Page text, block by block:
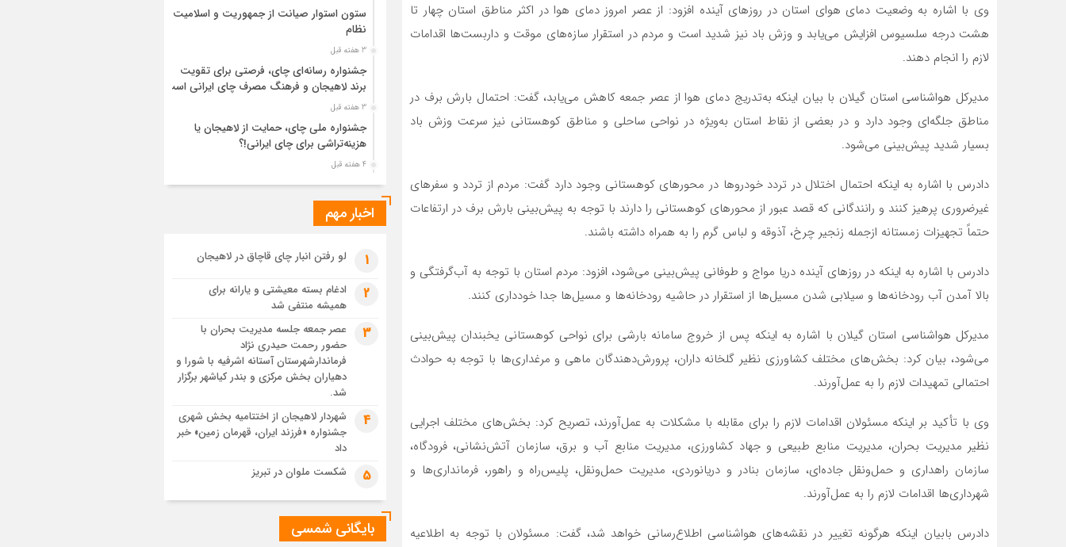
وی با اشاره به وضعیت دمای هوای استان در روزهای آینده افزود: از عصر امروز دمای هوا در اکثر مناطق استان چهار تا
هشت درجه سلسیوس افزایش می‌یابد و وزش باد نیز شدید است و مردم در استقرار سازه‌های موقت و داربست‌ها اقدامات
لازم را انجام دهند.
مدیرکل هواشناسی استان گیلان با بیان اینکه به‌تدریج دمای هوا از عصر جمعه کاهش می‌یابد، گفت: احتمال بارش برف در
مناطق جلگه‌ای وجود دارد و در بعضی از نقاط استان به‌ویژه در نواحی ساحلی و مناطق کوهستانی نیز سرعت وزش باد
بسیار شدید پیش‌بینی می‌شود.
دادرس با اشاره به اینکه احتمال اختلال در تردد خودروها در محورهای کوهستانی وجود دارد گفت: مردم از تردد و سفرهای
غیرضروری پرهیز کنند و رانندگانی که قصد عبور از محورهای کوهستانی را دارند با توجه به پیش‌بینی بارش برف در ارتفاعات
حتماً تجهیزات زمستانه ازجمله زنجیر چرخ، آذوقه و لباس گرم را به همراه داشته باشند.
دادرس با اشاره به اینکه در روزهای آینده دریا مواج و طوفانی پیش‌بینی می‌شود، افزود: مردم استان با توجه به آب‌گرفتگی و
بالا آمدن آب رودخانه‌ها و سیلابی شدن مسیل‌ها از استقرار در حاشیه رودخانه‌ها و مسیل‌ها جدا خودداری کنند.
مدیرکل هواشناسی استان گیلان با اشاره به اینکه پس از خروج سامانه بارشی برای نواحی کوهستانی یخبندان پیش‌بینی
می‌شود، بیان کرد: بخش‌های مختلف کشاورزی نظیر گلخانه داران، پرورش‌دهندگان ماهی و مرغداری‌ها با توجه به حوادث
احتمالی تمهیدات لازم را به عمل‌آورند.
وی با تأکید بر اینکه مسئولان اقدامات لازم را برای مقابله با مشکلات به عمل‌آورند، تصریح کرد: بخش‌های مختلف اجرایی
نظیر مدیریت بحران، مدیریت منابع طبیعی و جهاد کشاورزی، مدیریت منابع آب و برق، سازمان آتش‌نشانی، فرودگاه،
سازمان راهداری و حمل‌ونقل جاده‌ای، سازمان بنادر و دریانوردی، مدیریت حمل‌ونقل، پلیس‌راه و راهور، فرمانداری‌ها و
شهرداری‌ها اقدامات لازم را به عمل‌آورند.
دادرس بابیان اینکه هرگونه تغییر در نقشه‌های هواشناسی اطلاع‌رسانی خواهد شد، گفت: مسئولان با توجه به اطلاعیه
ستون استوار صیانت از جمهوریت و اسلامیت
نظام
3 هفته قبل
جشنواره رسانه‌ای چای، فرصتی برای تقویت
برند لاهیجان و فرهنگ مصرف چای ایرانی است
3 هفته قبل
جشنواره ملی چای، حمایت از لاهیجان یا
هزینه‌تراشی برای چای ایرانی!؟
4 هفته قبل
پیکر مطهر رهبر شهید انقلاب در حرم مطهر
رضوی آرام گرفت
آخر در آستان امام رئوف
تصاویر هوایی مراسم تشییع پیکر مطهر آقای
شهید ایران – مشهد
4 هفته قبل
مراسم تشییع پیکر مطهر آقای شهید ایران –
مشهد
تصاویری از تراکم جمعیت حاضر در میدان
ثورهالعشرین نجف اشرف
اخبار مهم
1 لو رفتن انبار چای قاچاق در لاهیجان
2
ادغام بسته معیشتی و یارانه برای
همیشه منتفی شد
3
عصر جمعه جلسه مدیریت بحران با
حضور رحمت حیدری نژاد
فرماندارشهرستان آستانه اشرفیه با شورا و
دهیاران بخش مرکزی و بندر کیاشهر برگزار
شد.
4
شهردار لاهیجان از اختتامیه بخش شهری
جشنواره «فرزند ایران، قهرمان زمین» خبر
داد
5 شکست ملوان در تبریز
بایگانی شمسی